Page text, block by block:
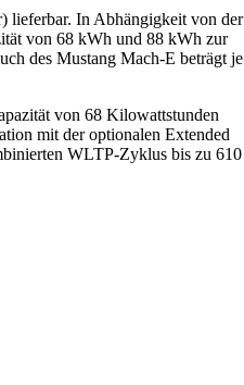
lieferbar. In Abhängigkeit von der
von 68 kWh und 88 kWh zur
des Mustang Mach-E beträgt je
von 68 Kilowattstunden
mit der optionalen Extended
WLTP-Zyklus bis zu 610